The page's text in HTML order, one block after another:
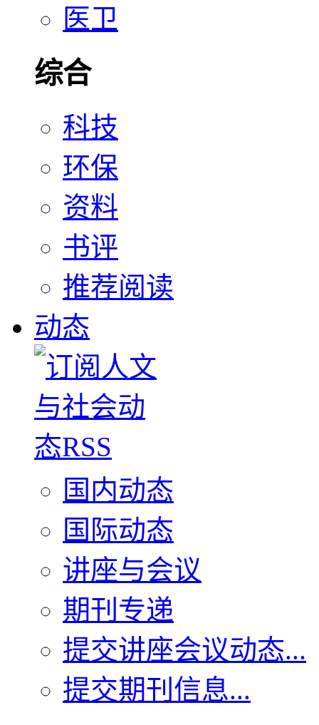
医卫
综合
科技
环保
资料
书评
推荐阅读
动态
国内动态
国际动态
讲座与会议
期刊专递
提交讲座会议动态...
提交期刊信息...